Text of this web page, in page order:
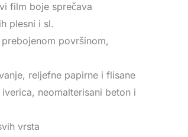
film boje sprečava
plesni i sl.
površinom,
reljefne papirne i flisane
neomalterisani beton i
vrsta